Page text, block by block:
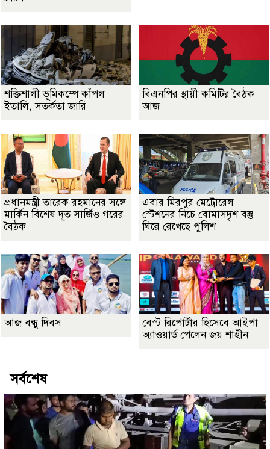
শক্তিশালী ভূমিকম্পে কাঁপল
ইতালি, সতর্কতা জারি
বিএনপির স্থায়ী কমিটির বৈঠক
আজ
প্রধানমন্ত্রী তারেক রহমানের সঙ্গে
মার্কিন বিশেষ দূত সার্জিও গরের
বৈঠক
এবার মিরপুর মেট্রোরেল
স্টেশনের নিচে বোমাসদৃশ বস্তু
ঘিরে রেখেছে পুলিশ
আজ বন্ধু দিবস
বেস্ট রিপোর্টার হিসেবে আইপা
অ্যাওয়ার্ড পেলেন জয় শাহীন
সর্বশেষ